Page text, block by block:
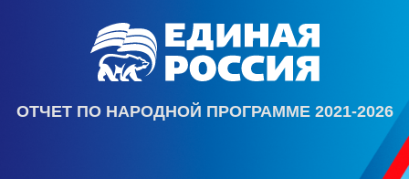
ОТЧЕТ ПО НАРОДНОЙ ПРОГРАММЕ 2021-2026